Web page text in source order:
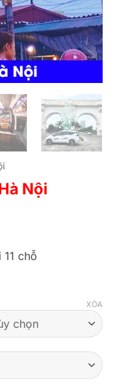
Nội
chỗ
XÓA